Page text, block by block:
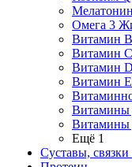
Мелатонин
Омега 3
Витамин B
Витамин C
Витамин D
Витамин E
Витамины
Витамины
Ещё 1
Суставы,